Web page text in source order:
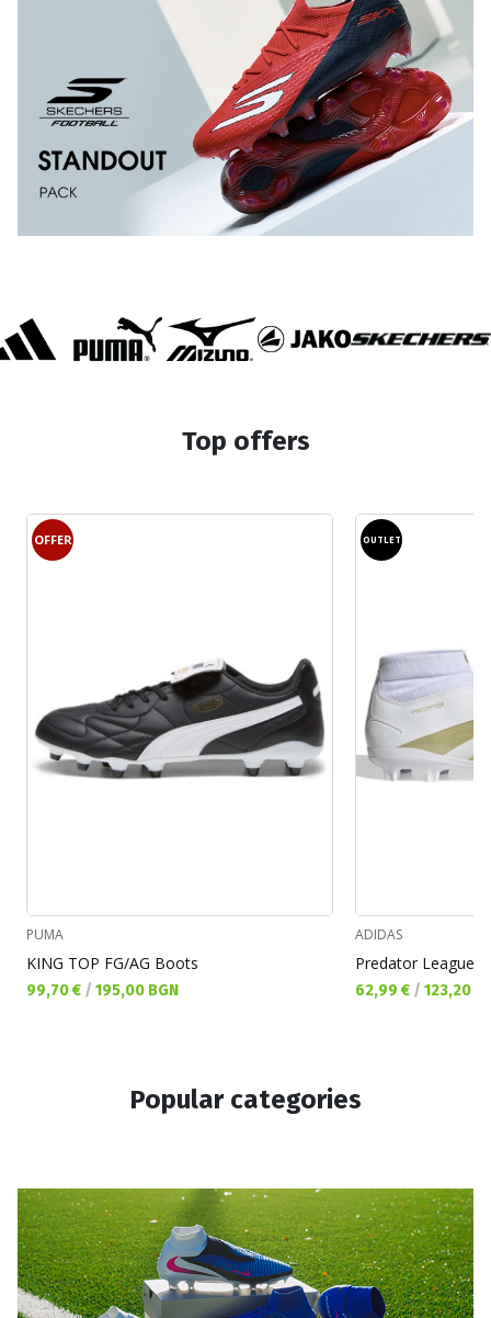
Top offers
OFFER
PUMA
KING TOP FG/AG Boots
Текуща цена:
99,70 € / 195,00 BGN
OUTLET
ADIDAS
Текуща цена:
62,99 € / 123,20
Popular categories